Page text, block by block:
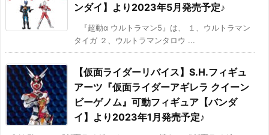
ンダイ】より2023年5月発売予定♪
『超動α ウルトラマン5』は、 １、ウルトラマン
タイガ ２、ウルトラマンタロウ ...
【仮面ライダーリバイス】S.H.フィギュ
アーツ『仮面ライダーアギレラ クイーン
ビーゲノム』可動フィギュア【バンダ
イ】より2023年1月発売予定♪